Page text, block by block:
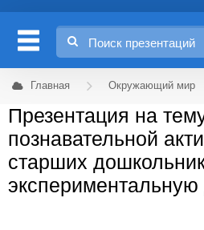
Главная Окружающий мир
Презентация на
познавательной
старших
экспериментальную